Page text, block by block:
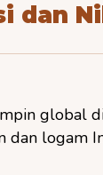
dan
global
dan logam